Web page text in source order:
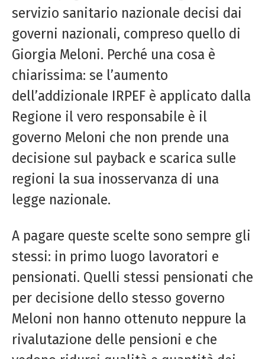
servizio sanitario nazionale decisi dai
governi nazionali, compreso quello di
Giorgia Meloni. Perché una cosa è
chiarissima: se l’aumento
dell’addizionale IRPEF è applicato dalla
Regione il vero responsabile è il
governo Meloni che non prende una
decisione sul payback e scarica sulle
regioni la sua inosservanza di una
legge nazionale.
A pagare queste scelte sono sempre gli
stessi: in primo luogo lavoratori e
pensionati. Quelli stessi pensionati che
per decisione dello stesso governo
Meloni non hanno ottenuto neppure la
rivalutazione delle pensioni e che